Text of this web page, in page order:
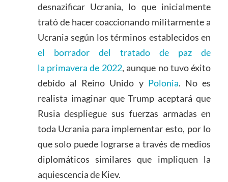
desnazificar Ucrania, lo que inicialmente
trató de hacer coaccionando militarmente a
Ucrania según los términos establecidos en
el borrador del tratado de paz de
la primavera de 2022, aunque no tuvo éxito
debido al Reino Unido y Polonia. No es
realista imaginar que Trump aceptará que
Rusia despliegue sus fuerzas armadas en
toda Ucrania para implementar esto, por lo
que solo puede lograrse a través de medios
diplomáticos similares que impliquen la
aquiescencia de Kiev.